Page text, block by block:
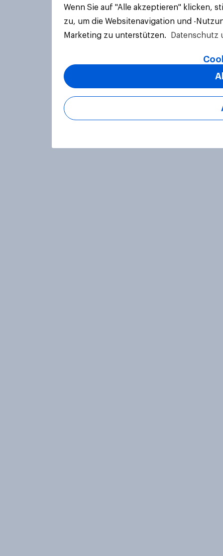
Wenn Sie auf "Alle akzeptieren" klicken,
zu, um die Websitenavigation und -
Marketing zu unterstützen.
Datenschutz